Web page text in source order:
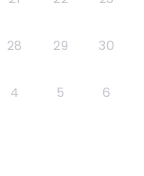
28 29 30
4 5 6